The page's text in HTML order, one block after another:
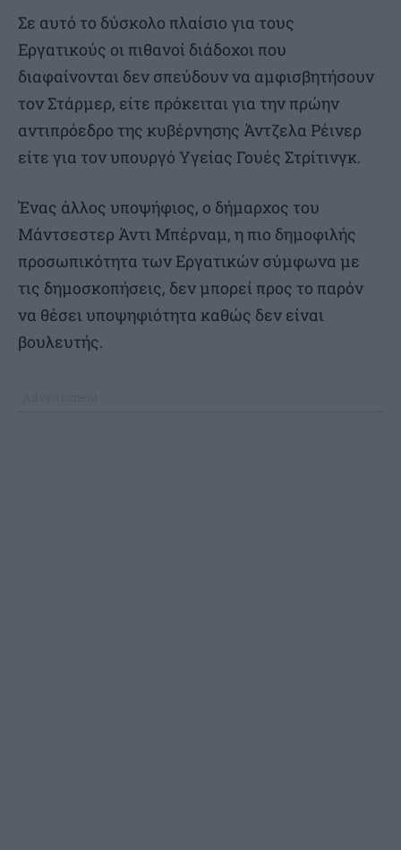
Σε αυτό το δύσκολο πλαίσιο για τους
Εργατικούς οι πιθανοί διάδοχοι που
διαφαίνονται δεν σπεύδουν να αμφισβητήσουν
τον Στάρμερ, είτε πρόκειται για την πρώην
αντιπρόεδρο της κυβέρνησης Άντζελα Ρέινερ
είτε για τον υπουργό Υγείας Γουές Στρίτινγκ.
Ένας άλλος υποψήφιος, ο δήμαρχος του
Μάντσεστερ Άντι Μπέρναμ, η πιο δημοφιλής
προσωπικότητα των Εργατικών σύμφωνα με
τις δημοσκοπήσεις, δεν μπορεί προς το παρόν
να θέσει υποψηφιότητα καθώς δεν είναι
βουλευτής.